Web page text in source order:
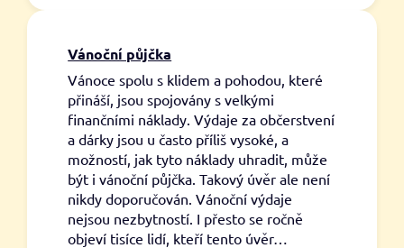
Vánoční půjčka
Vánoce spolu s klidem a pohodou, které
přináší, jsou spojovány s velkými
finančními náklady. Výdaje za občerstvení
a dárky jsou u často příliš vysoké, a
možností, jak tyto náklady uhradit, může
být i vánoční půjčka. Takový úvěr ale není
nikdy doporučován. Vánoční výdaje
nejsou nezbytností. I přesto se ročně
objeví tisíce lidí, kteří tento úvěr…